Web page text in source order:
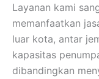
Layanan kami
memanfaatkan
luar kota, antar
kapasitas
dibandingkan